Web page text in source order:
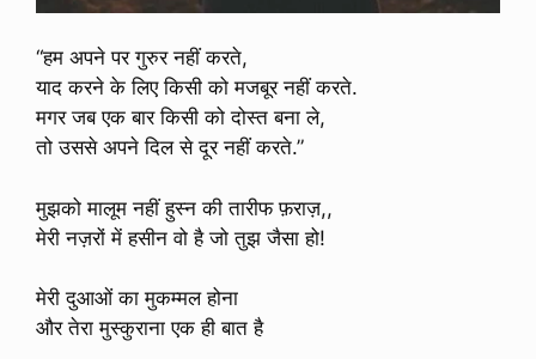
“हम अपने पर गुरुर नहीं करते,
याद करने के लिए किसी को मजबूर नहीं करते.
मगर जब एक बार किसी को दोस्त बना ले,
तो उससे अपने दिल से दूर नहीं करते.”
मुझको मालूम नहीं हुस्न की तारीफ फ़राज़,,
मेरी नज़रों में हसीन वो है जो तुझ जैसा हो!
मेरी दुआओं का मुकम्मल होना
और तेरा मुस्कुराना एक ही बात है